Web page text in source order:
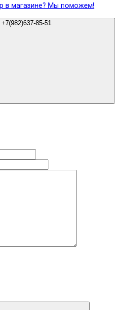
в магазине? Мы поможем!
+7(982)637-85-51